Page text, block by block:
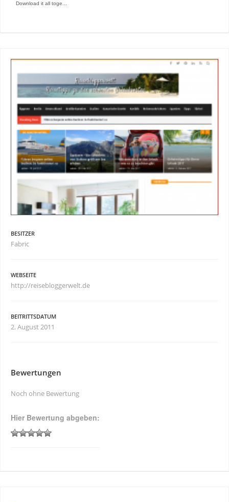
Download it all toge...
BESITZER
Fabric
WEBSEITE
http://reisebloggerwelt.de
BEITRITTSDATUM
2. August 2011
Bewertungen
Noch ohne Bewertung
Hier Bewertung abgeben: